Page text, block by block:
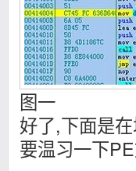
图一
好了,下面是
要温习一下